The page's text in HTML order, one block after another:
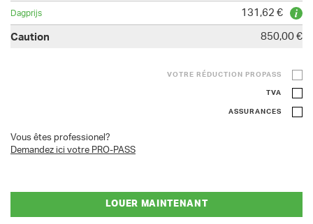
131,62 €
850,00 €
VOTRE RÉDUCTION PROPASS
TVA
ASSURANCES
Vous êtes professionel?
Demandez ici votre PRO-PASS
LOUER MAINTENANT